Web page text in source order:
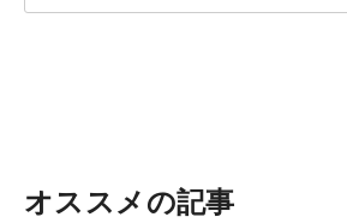
オススメの記事